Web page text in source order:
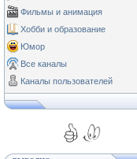
Фильмы и анимация
Хобби и образование
Юмор
Все каналы
Каналы пользователей